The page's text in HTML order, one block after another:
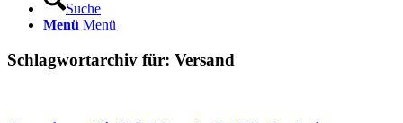
Suche
Menü Menü
Schlagwortarchiv für: Versand